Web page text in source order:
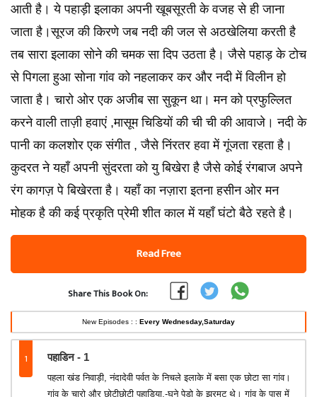
आती है। ये पहाड़ी इलाका अपनी खूबसूरती के वजह से ही जाना
जाता है।सूरज की किरणे जब नदी की जल से अठखेलिया करती है
तब सारा इलाका सोने की चमक सा दिप उठता है। जैसे पहाड़ के टोच
से पिगला हुआ सोना गांव को नहलाकर कर और नदी में विलीन हो
जाता है। चारो ओर एक अजीब सा सुकून था। मन को प्रफुल्लित
करने वाली ताज़ी हवाएं ,मासूम चिडियों की ची ची की आवाजे। नदी के
पानी का कलशोर एक संगीत , जैसे निंरतर हवा में गूंजता रहता है।
कुदरत ने यहाँ अपनी सुंदरता को यु बिखेरा है जैसे कोई रंगबाज अपने
रंग कागज़ पे बिखेरता है। यहाँ का नज़ारा इतना हसीन ओर मन
मोहक है की कई प्रकृति प्रेमी शीत काल में यहाँ घंटो बैठे रहते है।
Read Free
Share This Book On:
New Episodes : : Every Wednesday,Saturday
1 पहाडिन - 1
पहला खंड निवाड़ी, नंदादेवी पर्वत के निचले इलाके में बसा एक छोटा सा गांव।
गांव के चारो और छोटीछोटी पहाड़िया,-घने पेड़ो के झुरमुट थे। गांव के पास में